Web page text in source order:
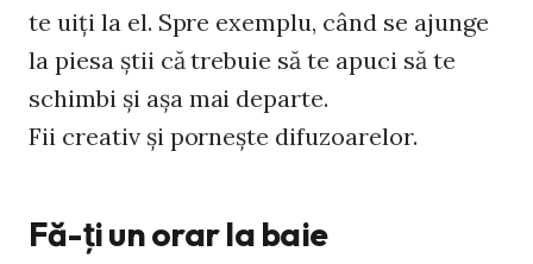
te uiţi la el. Spre exemplu, când se ajunge
la piesa ştii că trebuie să te apuci să te
schimbi şi aşa mai departe.
Fii creativ şi porneşte difuzoarelor.
Fă-ţi un orar la baie